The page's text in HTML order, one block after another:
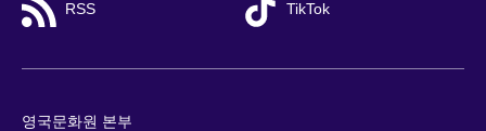
RSS TikTok
영국문화원 본부